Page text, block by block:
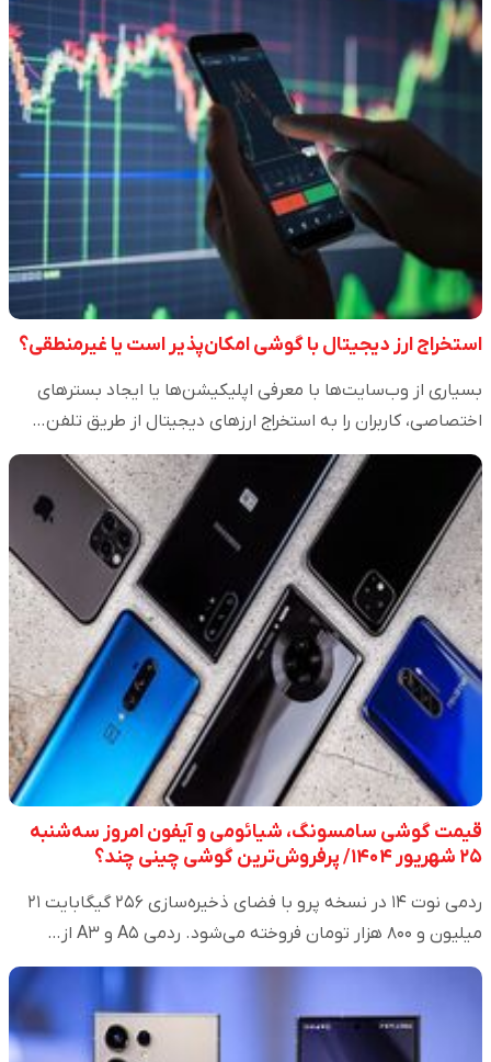
استخراج ارز دیجیتال با گوشی امکان‌پذیر است یا غیرمنطقی؟
بسیاری از وب‌سایت‌ها با معرفی اپلیکیشن‌ها یا ایجاد بسترهای
اختصاصی، کاربران را به استخراج ارزهای دیجیتال از طریق تلفن…
قیمت گوشی سامسونگ، شیائومی و آیفون امروز سه‌شنبه
۲۵ شهریور ۱۴۰۴/ پرفروش‌ترین گوشی چینی چند؟
ردمی نوت ۱۴ در نسخه پرو با فضای ذخیره‌سازی ۲۵۶ گیگابایت ۲۱
میلیون و ۸۰۰ هزار تومان فروخته می‌شود. ردمی A۵ و A۳ از…